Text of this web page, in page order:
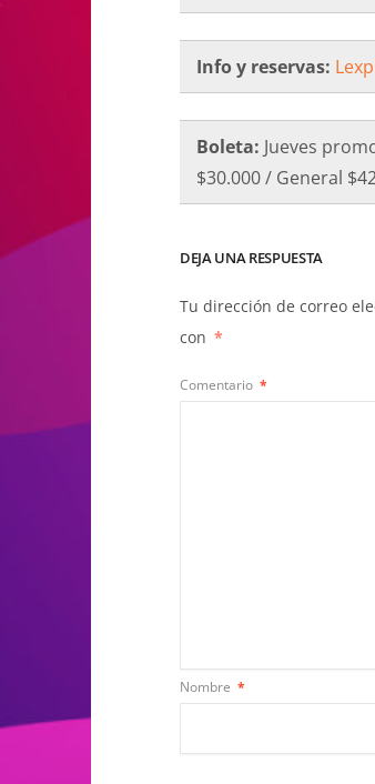
Info y reservas:
Boleta: Jueves
$30.000 / General
DEJA UNA RESPUESTA
Tu dirección de correo
con *
Comentario *
Nombre *